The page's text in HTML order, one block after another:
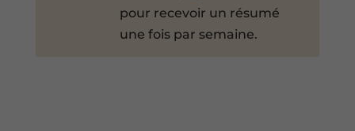
pour recevoir un résumé
une fois par semaine.